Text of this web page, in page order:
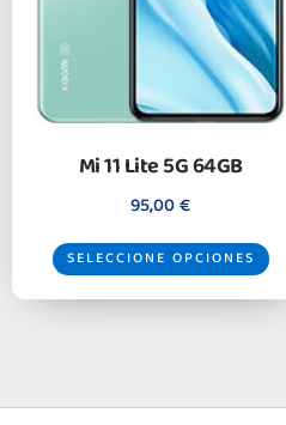
Mi 11 Lite 5G 64GB
95,00€
SELECCIONE OPCIONES